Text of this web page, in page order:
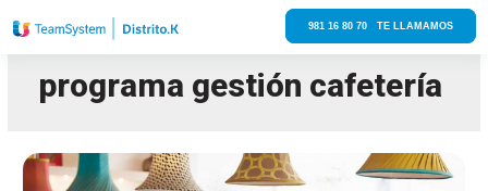
981 16 80 70 TE LLAMAMOS
programa gestión cafetería